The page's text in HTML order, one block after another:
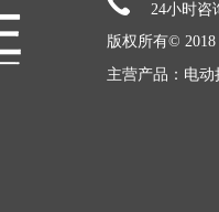
24小时咨
版权所有©
主营产品：电